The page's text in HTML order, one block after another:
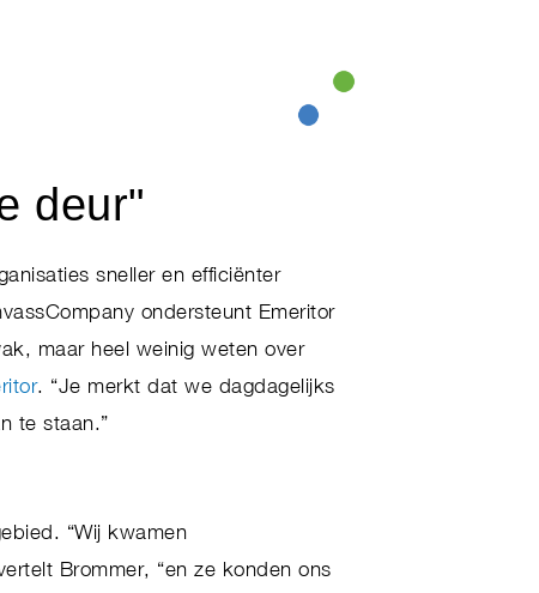
deur"
sneller en efficiënter
ondersteunt Emeritor
maar heel weinig weten over
. “Je merkt dat we dagdagelijks
te staan.”
“Wij kwamen
Brommer, “en ze konden ons